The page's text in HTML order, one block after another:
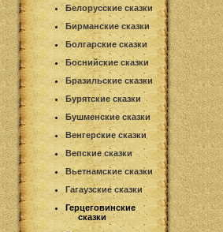
Белорусские сказки
Бирманские сказки
Болгарские сказки
Боснийские сказки
Бразильские сказки
Бурятские сказки
Бушменские сказки
Венгерские сказки
Вепские сказки
Вьетнамские сказки
Гагаузские сказки
Герцеговинские
сказки